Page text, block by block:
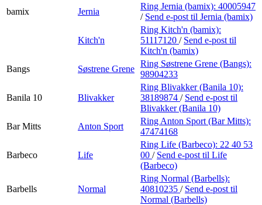
bamix
Jernia
Ring Jernia (bamix): 40005947
/ Send e-post til Jernia (bamix)
Kitch'n
Ring Kitch'n (bamix):
51117120 / Send e-post til
Kitch'n (bamix)
Bangs
Søstrene Grene
Ring Søstrene Grene (Bangs):
98904233
Banila 10 Blivakker
Ring Blivakker (Banila 10):
38189874 / Send e-post til
Blivakker (Banila 10)
Bar Mitts
Anton Sport
Ring Anton Sport (Bar Mitts):
47474168
Barbeco Life
Ring Life (Barbeco): 22 40 53
00 / Send e-post til Life
(Barbeco)
Barbells Normal
Ring Normal (Barbells):
40810235 / Send e-post til
Normal (Barbells)